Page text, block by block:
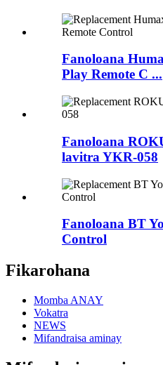
Fanoloana
Play Remote C ...
Fanoloana
lavitra YKR-058
Fanoloana BT
Control
Fikarohana
Momba ANAY
Vokatra
NEWS
Mifandraisa aminay